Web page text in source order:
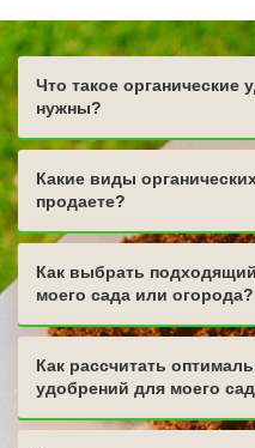
ТУЙМАЗЫ
МУРОМ
ПУШКИН
ВСЕВОЛОЖСК
АРЗАМАС
АРМАВИР
СЛАНЦЫ
ПЛАСТ
Что такое органические
нужны?
Какие виды
продаете?
Как выбрать
моего сада или огорода?
Как рассчитать
удобрений для моего